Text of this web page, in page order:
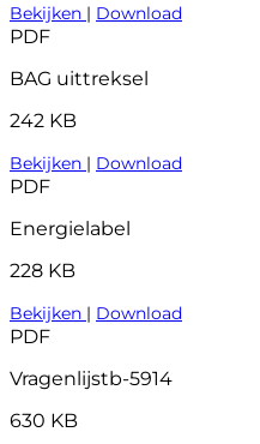
Bekijken | Download
PDF
BAG uittreksel
242 KB
Bekijken | Download
PDF
Energielabel
228 KB
Bekijken | Download
PDF
Vragenlijstb-5914
630 KB